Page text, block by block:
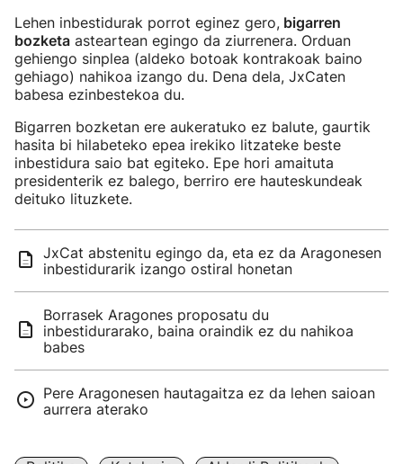
Lehen inbestidurak porrot eginez gero, bigarren
bozketa asteartean egingo da ziurrenera. Orduan
gehiengo sinplea (aldeko botoak kontrakoak baino
gehiago) nahikoa izango du. Dena dela, JxCaten
babesa ezinbestekoa du.
Bigarren bozketan ere aukeratuko ez balute, gaurtik
hasita bi hilabeteko epea irekiko litzateke beste
inbestidura saio bat egiteko. Epe hori amaituta
presidenterik ez balego, berriro ere hauteskundeak
deituko lituzkete.
JxCat abstenitu egingo da, eta ez da Aragonesen
inbestidurarik izango ostiral honetan
Borrasek Aragones proposatu du
inbestidurarako, baina oraindik ez du nahikoa
babes
Pere Aragonesen hautagaitza ez da lehen saioan
aurrera aterako